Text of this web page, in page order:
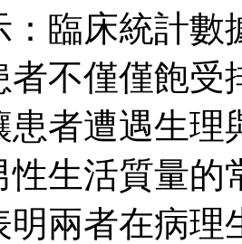
：臨床統計
者不僅僅飽受
患者遭遇生理
性生活質量的
明兩者在病